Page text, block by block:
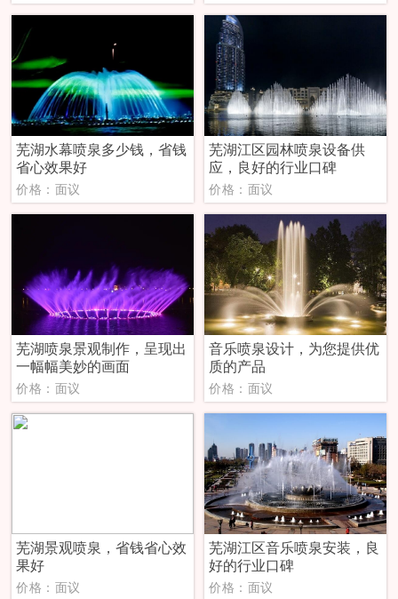
芜湖水幕喷泉多少钱，省钱
省心效果好
价格：面议
芜湖江区园林喷泉设备供
应，良好的行业口碑
价格：面议
芜湖喷泉景观制作，呈现出
一幅幅美妙的画面
价格：面议
音乐喷泉设计，为您提供优
质的产品
价格：面议
芜湖景观喷泉，省钱省心效
果好
价格：面议
芜湖江区音乐喷泉安装，良
好的行业口碑
价格：面议